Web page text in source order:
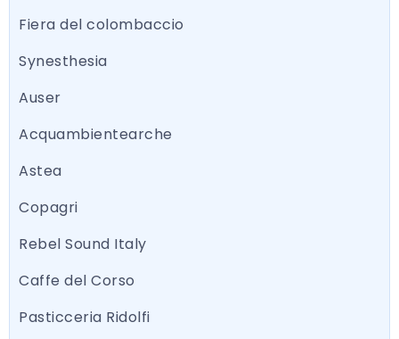
Fiera del colombaccio
Synesthesia
Auser
Acquambientearche
Astea
Copagri
Rebel Sound Italy
Caffe del Corso
Pasticceria Ridolfi